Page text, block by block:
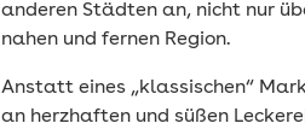
anderen Städten an, nicht nur
nahen und fernen Region.
Anstatt eines „klassischen“
an herzhaften und süßen